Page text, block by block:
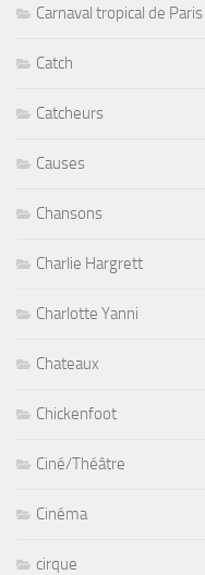
Carnaval tropical de Paris
Catch
Catcheurs
Causes
Chansons
Charlie Hargrett
Charlotte Yanni
Chateaux
Chickenfoot
Ciné/Théâtre
Cinéma
cirque